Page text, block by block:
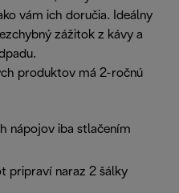
vám ich doručia. Ideálny
zážitok z kávy a
produktov má 2-ročnú
nápojov iba stlačením
pripraví naraz 2 šálky